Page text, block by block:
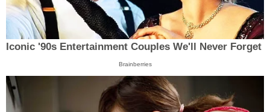
Iconic '90s Entertainment Couples We'll Never Forget
Brainberries